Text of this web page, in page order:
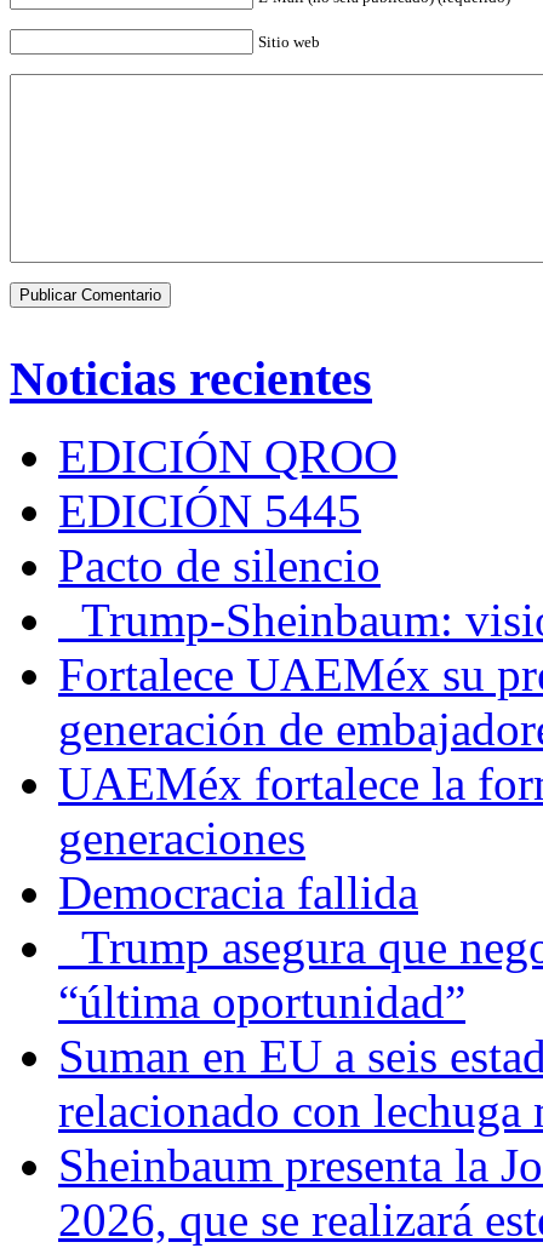
Sitio web
Noticias recientes
EDICIÓN QROO
EDICIÓN 5445
Pacto de silencio
Trump-Sheinbaum:
Fortalece UAEMéx su
generación de
UAEMéx fortalece la
generaciones
Democracia fallida
Trump asegura que
“última oportunidad”
Suman en EU a seis
relacionado con lechuga
Sheinbaum presenta la
2026, que se realizará